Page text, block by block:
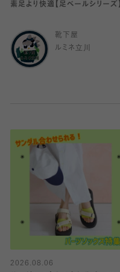
素足より快適【足ベールシリーズ】
靴下屋
ルミネ立川
2026.08.06